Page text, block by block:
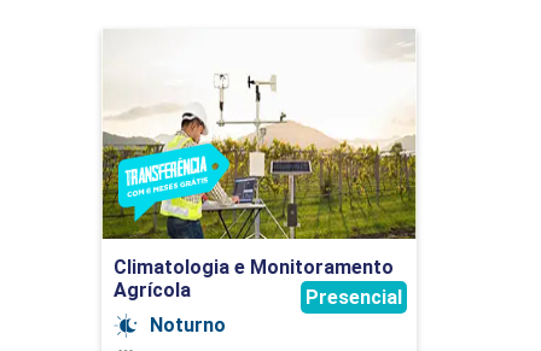
AVICULTURA E SUINOCULTURA
45
BEM-ESTAR ANIMAL
Climatologia e Monitoramento
Agrícola
Noturno
Presencial
Climatologia e
Monitoramento Agrícola
Detalhes do curso
Ir para Inscrição